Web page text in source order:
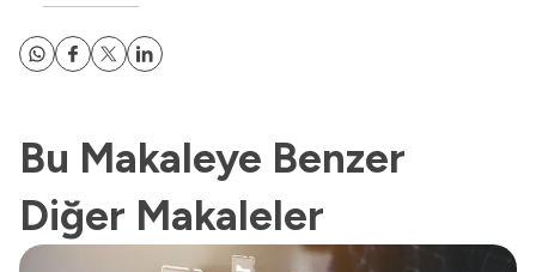
Bu Makaleye Benzer
Diğer Makaleler